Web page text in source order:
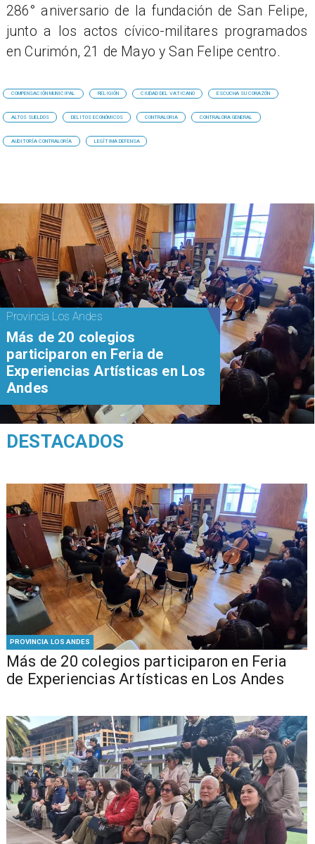
286° aniversario de la fundación de San Felipe,
junto a los actos cívico-militares programados
en Curimón, 21 de Mayo y San Felipe centro.
COMPENSACIÓN MUNICIPAL RELIGIÓN CIUDAD DEL VATICANO ESCUCHA SU CORAZÓN
ALTOS SUELDOS DELITOS ECONÓMICOS CONTRALORIA CONTRALORA GENERAL
AUDITORÍA CONTRALORÍA LEGÍTIMA DEFENSA
PROVINCIA LOS ANDES
Más de 20 colegios participaron en Feria
de Experiencias Artísticas en Los Andes
Provincia Los Andes
Más de 20 colegios
participaron en Feria de
Experiencias Artísticas en Los
Andes
DESTACADOS